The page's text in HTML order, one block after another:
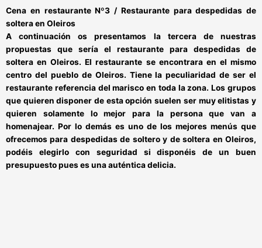
Cena en restaurante Nº3 / Restaurante para despedidas de
soltera en Oleiros
A continuación os presentamos la tercera de nuestras
propuestas que sería el restaurante para despedidas de
soltera en Oleiros. El restaurante se encontrara en el mismo
centro del pueblo de Oleiros. Tiene la peculiaridad de ser el
restaurante referencia del marisco en toda la zona. Los grupos
que quieren disponer de esta opción suelen ser muy elitistas y
quieren solamente lo mejor para la persona que van a
homenajear. Por lo demás es uno de los mejores menús que
ofrecemos para despedidas de soltero y de soltera en Oleiros,
podéis elegirlo con seguridad si disponéis de un buen
presupuesto pues es una auténtica delicia.